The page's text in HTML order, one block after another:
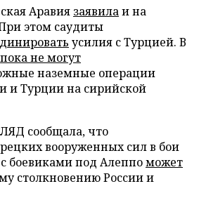
Аравия заявилаи на
этом саудиты
усилия с Турцией. В
пока не могут
наземные операции
и Турции на сирийской
сообщала, что
вооруженных сил в бои
боевиками под Алеппоможет
столкновению России и